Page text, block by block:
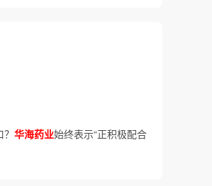
华海药业始终表示“正积极配合